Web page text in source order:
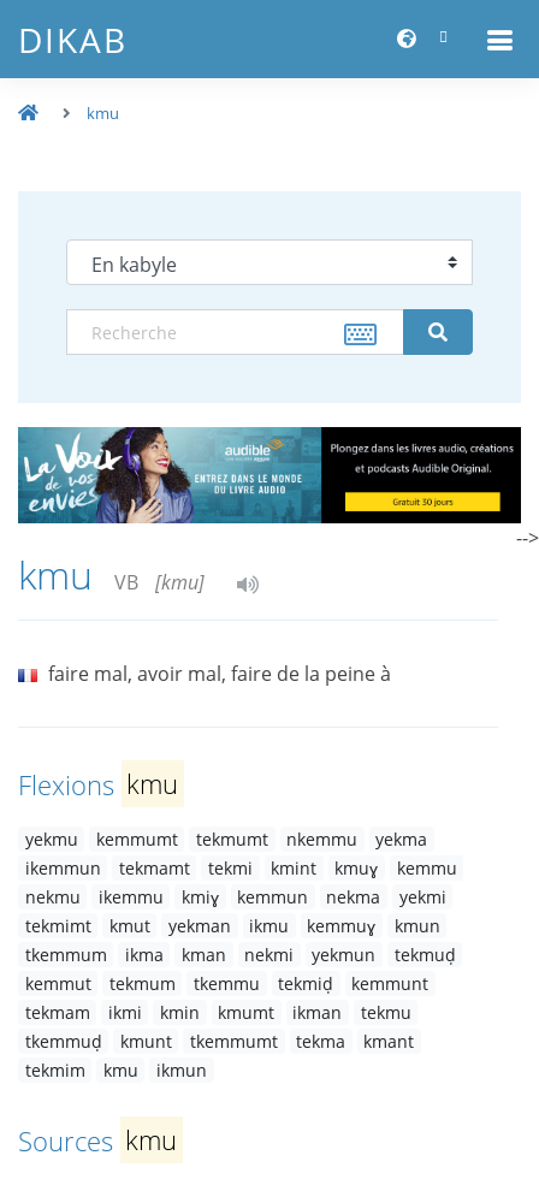
DIKAB
kmu
kmu VB [kmu]
faire mal, avoir mal, faire de la peine à
Flexions kmu
yekmu kemmumt tekmumt nkemmu
yekma
ikemmun
tekmamt tekmi kmint kmuɣ
kemmu
nekmu
ikemmu kmiɣ kemmun nekma
yekmi
tekmimt
kmut yekman ikmu kemmuɣ
kmun
tkemmum
ikma kman nekmi yekmun
tekmuḍ
kemmut
tekmum tkemmu tekmiḍ
kemmunt
tekmam
ikmi kmin kmumt ikman
tekmu
tkemmuḍ
kmunt tkemmumt tekma
kmant
tekmim
kmu ikmun
Sources kmu
-->